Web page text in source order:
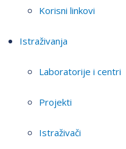
Korisni linkovi
Istraživanja
Laboratorije i centri
Projekti
Istraživači